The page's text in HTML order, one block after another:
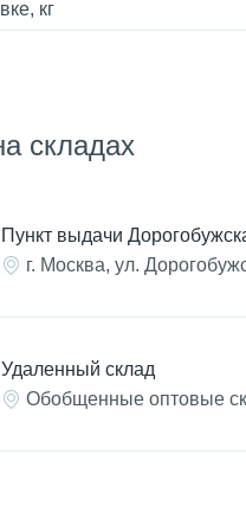
кг
складах
Пункт выдачи
г. Москва, ул.
Удаленный склад
Обобщенные оптовые